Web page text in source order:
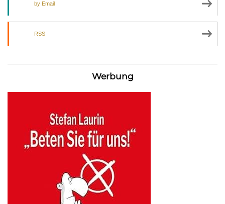
by Email
RSS
Werbung